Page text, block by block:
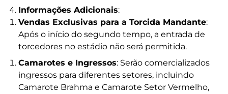
Informações Adicionais:
Vendas Exclusivas para a Torcida Mandante:
Após o início do segundo tempo, a entrada de
torcedores no estádio não será permitida.
Camarotes e Ingressos: Serão comercializados
ingressos para diferentes setores, incluindo
Camarote Brahma e Camarote Setor Vermelho,